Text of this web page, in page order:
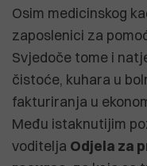
Osim medicinskog
zaposlenici za
Svjedoče tome i
čistoće, kuhara u
fakturiranja u
Među istaknutijim
voditelja Odjela za